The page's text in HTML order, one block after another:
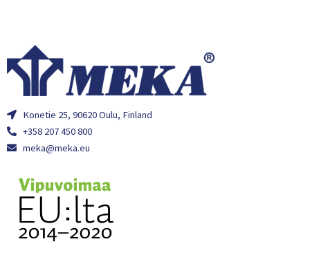
Konetie 25, 90620 Oulu, Finland
+358 207 450 800
meka@meka.eu